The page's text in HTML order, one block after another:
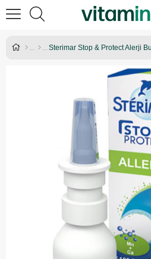
Sterimar Stop & Protect Alerji